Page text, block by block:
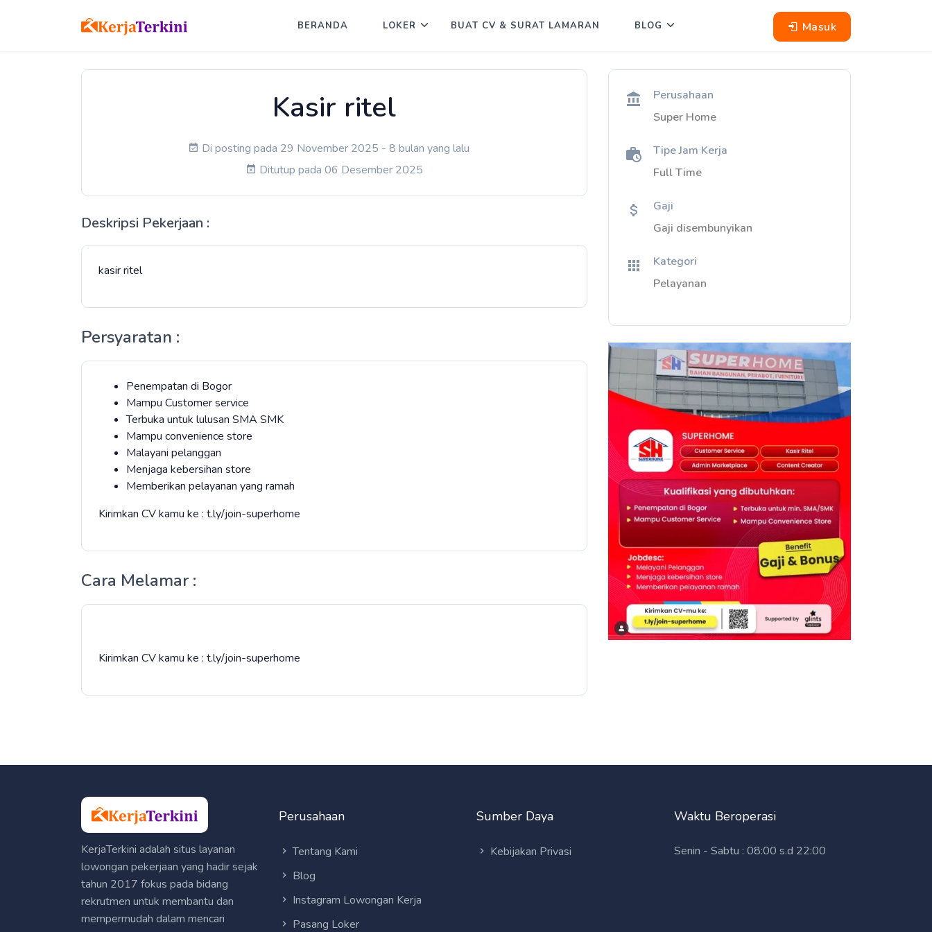
Masuk
BERANDA LOKER BUAT CV & SURAT LAMARAN BLOG
Kasir ritel
Di posting pada 29 November 2025 - 8 bulan yang lalu
Ditutup pada 06 Desember 2025
Deskripsi Pekerjaan :
kasir ritel
Persyaratan :
Penempatan di Bogor
Mampu Customer service
Terbuka untuk lulusan SMA SMK
Mampu convenience store
Malayani pelanggan
Menjaga kebersihan store
Memberikan pelayanan yang ramah
Kirimkan CV kamu ke : t.ly/join-superhome
Cara Melamar :
Kirimkan CV kamu ke : t.ly/join-superhome
Perusahaan
Super Home
Tipe Jam Kerja
Full Time
Gaji
Gaji disembunyikan
Kategori
Pelayanan
KerjaTerkini adalah situs layanan
lowongan pekerjaan yang hadir sejak
tahun 2017 fokus pada bidang
rekrutmen untuk membantu dan
mempermudah dalam mencari
Perusahaan
Tentang Kami
Blog
Instagram Lowongan Kerja
Pasang Loker
Sumber Daya
Kebijakan Privasi
Waktu Beroperasi
Senin - Sabtu : 08:00 s.d 22:00